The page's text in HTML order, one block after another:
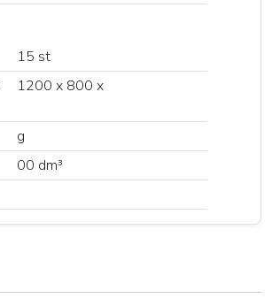
15 st
1200 x 800 x
g
00 dm³